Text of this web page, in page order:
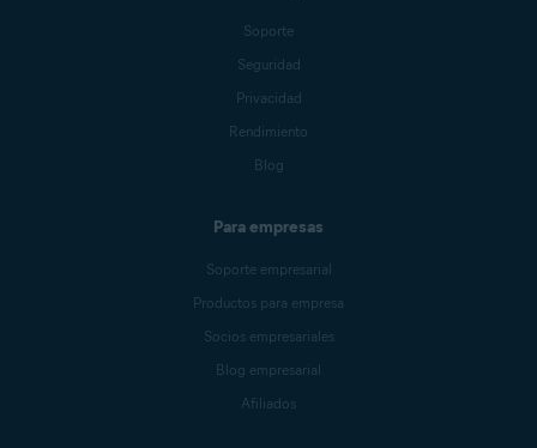
Soporte
Seguridad
Privacidad
Rendimiento
Blog
Para empresas
Soporte empresarial
Productos para empresa
Socios empresariales
Blog empresarial
Afiliados